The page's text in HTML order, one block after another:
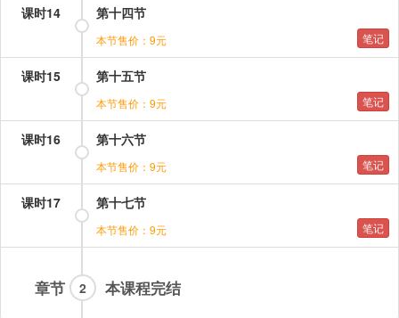
课时14 第十四节
本节售价：9元 笔记
课时15 第十五节
本节售价：9元 笔记
课时16 第十六节
本节售价：9元 笔记
课时17 第十七节
本节售价：9元 笔记
章节 本课程完结
2